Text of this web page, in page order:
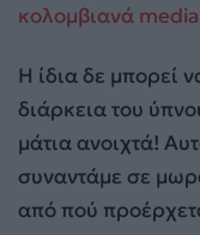
κολομβιανά media
Η ίδια δε μπορεί
διάρκεια του
μάτια ανοιχτά!
συναντάμε σε
από πού